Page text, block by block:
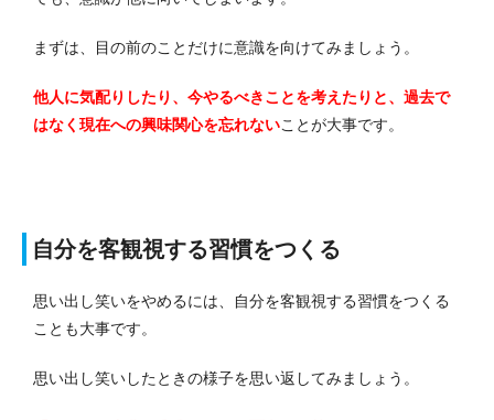
まずは、目の前のことだけに意識を向けてみましょう。
他人に気配りしたり、今やるべきことを考えたりと、過去で
はなく現在への興味関心を忘れないことが大事です。
自分を客観視する習慣をつくる
思い出し笑いをやめるには、自分を客観視する習慣をつくる
ことも大事です。
思い出し笑いしたときの様子を思い返してみましょう。